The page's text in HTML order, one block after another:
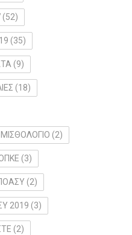
(52)
(35)
(9)
(18)
ΜΙΣΘΟΛΟΓΙΟ (2)
(3)
(2)
2019 (3)
(2)